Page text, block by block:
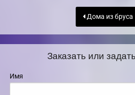
Дома из бруса
Заказать или
Имя